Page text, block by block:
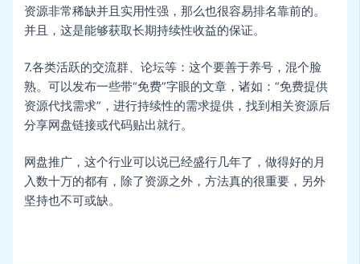
资源非常稀缺并且实用性强，那么也很容易排名靠前的。
并且，这是能够获取长期持续性收益的保证。
7.各类活跃的交流群、论坛等：这个要善于养号，混个脸
熟。可以发布一些带“免费”字眼的文章，诸如：“免费提供
资源代找需求”，进行持续性的需求提供，找到相关资源后
分享网盘链接或代码贴出就行。
网盘推广，这个行业可以说已经盛行几年了，做得好的月
入数十万的都有，除了资源之外，方法真的很重要，另外
坚持也不可或缺。